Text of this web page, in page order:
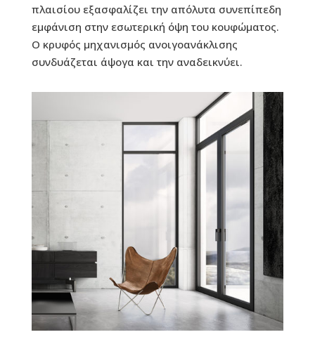
πλαισίου εξασφαλίζει την απόλυτα συνεπίπεδη
εμφάνιση στην εσωτερική όψη του κουφώματος.
Ο κρυφός μηχανισμός ανοιγοανάκλισης
συνδυάζεται άψογα και την αναδεικνύει.